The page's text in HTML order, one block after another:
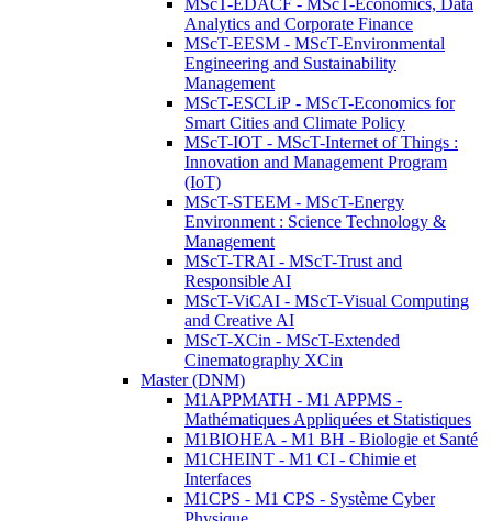
MScT-EDACF - MScT-Economics, Data
Analytics and Corporate Finance
MScT-EESM - MScT-Environmental
Engineering and Sustainability
Management
MScT-ESCLiP - MScT-Economics for
Smart Cities and Climate Policy
MScT-IOT - MScT-Internet of Things :
Innovation and Management Program
(IoT)
MScT-STEEM - MScT-Energy
Environment : Science Technology &
Management
MScT-TRAI - MScT-Trust and
Responsible AI
MScT-ViCAI - MScT-Visual Computing
and Creative AI
MScT-XCin - MScT-Extended
Cinematography XCin
Master (DNM)
M1APPMATH - M1 APPMS -
Mathématiques Appliquées et Statistiques
M1BIOHEA - M1 BH - Biologie et Santé
M1CHEINT - M1 CI - Chimie et
Interfaces
M1CPS - M1 CPS - Système Cyber